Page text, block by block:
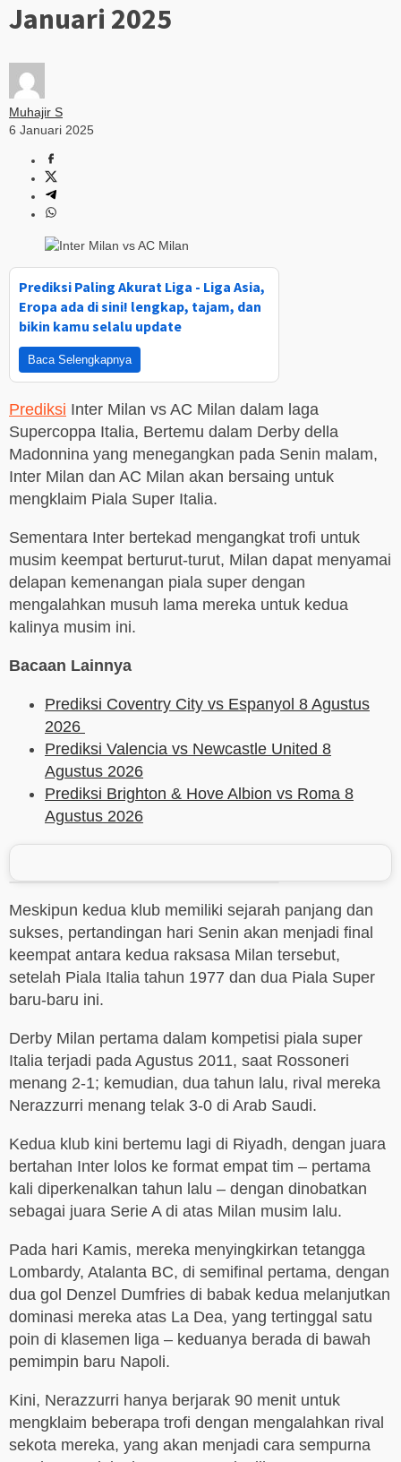
Januari 2025
Muhajir S
6 Januari 2025
Prediksi Paling Akurat Liga - Liga Asia,
Eropa ada di sini! lengkap, tajam, dan
bikin kamu selalu update
Baca Selengkapnya
Prediksi Inter Milan vs AC Milan dalam laga
Supercoppa Italia, Bertemu dalam Derby della
Madonnina yang menegangkan pada Senin malam,
Inter Milan dan AC Milan akan bersaing untuk
mengklaim Piala Super Italia.
Sementara Inter bertekad mengangkat trofi untuk
musim keempat berturut-turut, Milan dapat menyamai
delapan kemenangan piala super dengan
mengalahkan musuh lama mereka untuk kedua
kalinya musim ini.
Bacaan Lainnya
Prediksi Coventry City vs Espanyol 8 Agustus
2026
Prediksi Valencia vs Newcastle United 8
Agustus 2026
Prediksi Brighton & Hove Albion vs Roma 8
Agustus 2026
Meskipun kedua klub memiliki sejarah panjang dan
sukses, pertandingan hari Senin akan menjadi final
keempat antara kedua raksasa Milan tersebut,
setelah Piala Italia tahun 1977 dan dua Piala Super
baru-baru ini.
Derby Milan pertama dalam kompetisi piala super
Italia terjadi pada Agustus 2011, saat Rossoneri
menang 2-1; kemudian, dua tahun lalu, rival mereka
Nerazzurri menang telak 3-0 di Arab Saudi.
Kedua klub kini bertemu lagi di Riyadh, dengan juara
bertahan Inter lolos ke format empat tim – pertama
kali diperkenalkan tahun lalu – dengan dinobatkan
sebagai juara Serie A di atas Milan musim lalu.
Pada hari Kamis, mereka menyingkirkan tetangga
Lombardy, Atalanta BC, di semifinal pertama, dengan
dua gol Denzel Dumfries di babak kedua melanjutkan
dominasi mereka atas La Dea, yang tertinggal satu
poin di klasemen liga – keduanya berada di bawah
pemimpin baru Napoli.
Kini, Nerazzurri hanya berjarak 90 menit untuk
mengklaim beberapa trofi dengan mengalahkan rival
sekota mereka, yang akan menjadi cara sempurna